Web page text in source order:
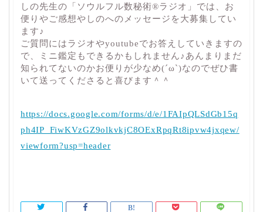
しの先生の「ソウルフル数秘術®︎ラジオ」では、お
便りやご感想やしのへのメッセージを大募集してい
ます♪
ご質問にはラジオやyoutubeでお答えしていきますの
で、ミニ鑑定もできるかもしれません♪あんまりまだ
知られてないのかお便りが少なめ(´ω`)なのでぜひ書
いて送ってくださると喜びます＾＾
https://docs.google.com/forms/d/e/1FAIpQLSdGb15q
ph4IP_FiwKVzGZ9olkvkjC8OExRpqRt8ipvw4jxqew/
viewform?usp=header